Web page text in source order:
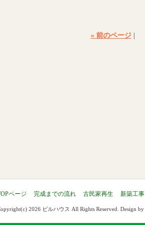
« 前のページ
ページ 完成までの流れ 古民家再生 新築工事
2026 ビルハウス All Rights Reserved. Design by